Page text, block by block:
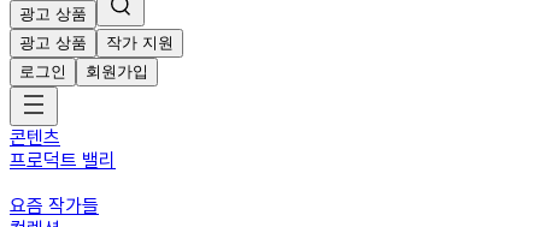
광고 상품
광고 상품
작가 지원
로그인
회원가입
콘텐츠
프로덕트 밸리
요즘 작가들